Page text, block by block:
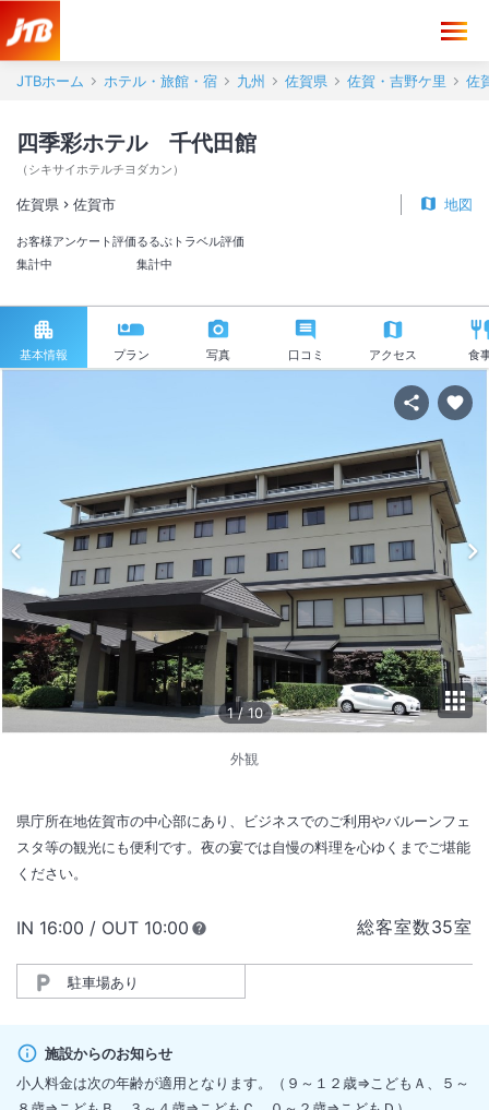
JTBホーム ホテル・旅館・宿 九州 佐賀県 佐賀・吉野ケ里 佐
四季彩ホテル 千代田館
（ シキサイホテルチヨダカン ）
佐賀県 佐賀市 地図
お客様アンケート評価
集計中
るるぶトラベル評価
集計中
基本情報 プラン 写真 口コミ アクセス 食
1 /10
外観
県庁所在地佐賀市の中心部にあり、ビジネスでのご利用やバルーンフェ
スタ等の観光にも便利です。夜の宴では自慢の料理を心ゆくまでご堪能
ください。
総客室数35室
IN チェックイン
16:00 / OUT チェックアウト
10:00
駐車場あり
施設からのお知らせ
小人料金は次の年齢が適用となります。（９～１２歳⇒こどもＡ、５～